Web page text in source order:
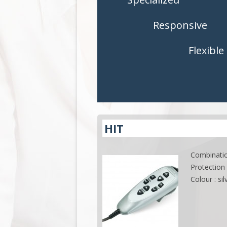
ACCESORIOS
Responsive
Flexible
HIT
Protection
Colour :